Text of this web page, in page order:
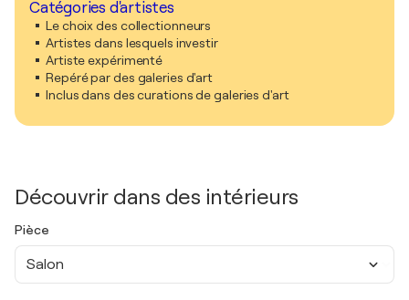
Catégories d'artistes
Le choix des collectionneurs
Artistes dans lesquels investir
Artiste expérimenté
Repéré par des galeries d'art
Inclus dans des curations de galeries d'art
Découvrir dans des intérieurs
Pièce
Salon